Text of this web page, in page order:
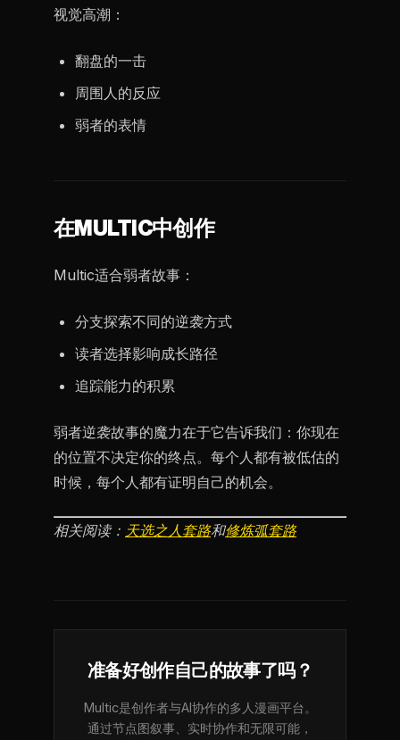
视觉高潮：
翻盘的一击
周围人的反应
弱者的表情
在MULTIC中创作
Multic适合弱者故事：
分支探索不同的逆袭方式
读者选择影响成长路径
追踪能力的积累
弱者逆袭故事的魔力在于它告诉我们：你现在
的位置不决定你的终点。每个人都有被低估的
时候，每个人都有证明自己的机会。
相关阅读： 天选之人套路和修炼弧套路
准备好创作自己的故事了吗？
Multic是创作者与AI协作的多人漫画平台。
通过节点图叙事、实时协作和无限可能，